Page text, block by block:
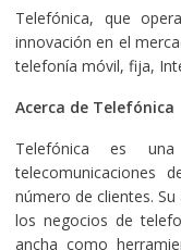
Telefónica, que
innovación en el
telefonía móvil, fija,
Acerca de Telefónica
Telefónica es
telecomunicaciones
número de clientes.
los negocios de
ancha como